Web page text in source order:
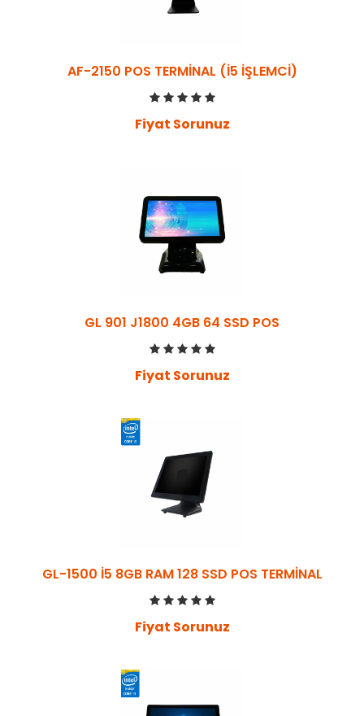
AF-2150 POS TERMİNAL (İ5 İŞLEMCİ)
Fiyat Sorunuz
GL 901 J1800 4GB 64 SSD POS
Fiyat Sorunuz
GL-1500 İ5 8GB RAM 128 SSD POS TERMİNAL
Fiyat Sorunuz